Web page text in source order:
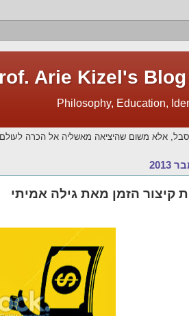
אלא משום שהיציאה מאשליה אל הכרה לעולם
קיצור הזמן מאת גילה אמיתי